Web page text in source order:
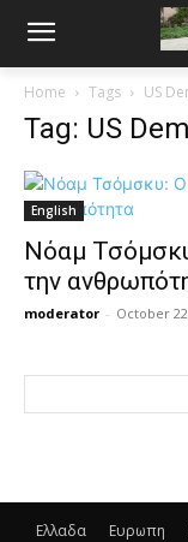
Home Tags US
Tag: US
English
Νόαμ
την
moderator - October
Ελλαδα Ευρωπη